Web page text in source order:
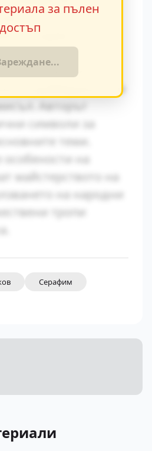
създава
за разбирането на
символи за
теми.
особености на
майстерството на
на народни
тропи
за пълен
достъп
Серафим